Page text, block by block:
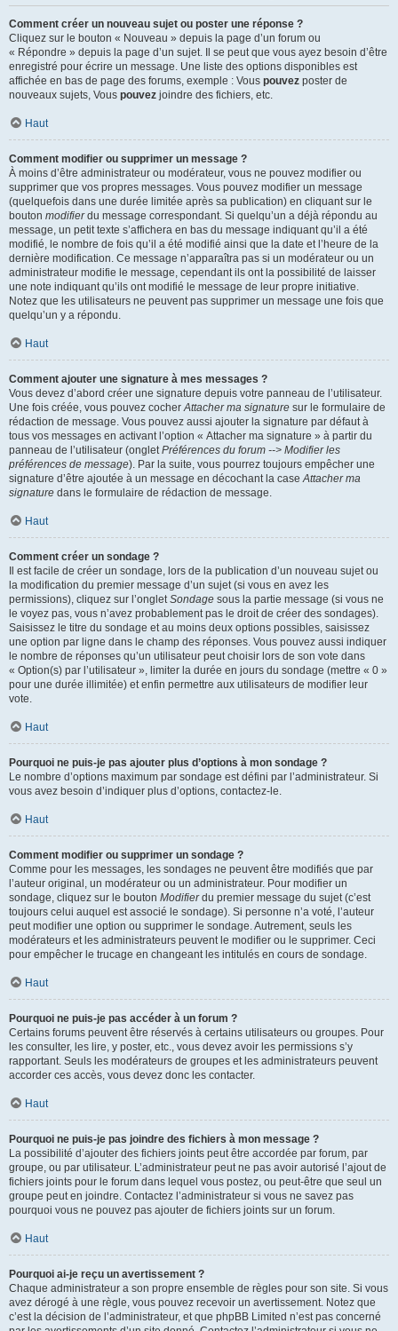
Comment créer un nouveau sujet ou poster une réponse ?
Cliquez sur le bouton « Nouveau » depuis la page d’un forum ou
« Répondre » depuis la page d’un sujet. Il se peut que vous ayez besoin d’être
enregistré pour écrire un message. Une liste des options disponibles est
affichée en bas de page des forums, exemple : Vous pouvez poster de
nouveaux sujets, Vous pouvez joindre des fichiers, etc.
Haut
Comment modifier ou supprimer un message ?
À moins d’être administrateur ou modérateur, vous ne pouvez modifier ou
supprimer que vos propres messages. Vous pouvez modifier un message
(quelquefois dans une durée limitée après sa publication) en cliquant sur le
bouton modifierdu message correspondant. Si quelqu’un a déjà répondu au
message, un petit texte s’affichera en bas du message indiquant qu’il a été
modifié, le nombre de fois qu’il a été modifié ainsi que la date et l’heure de la
dernière modification. Ce message n’apparaîtra pas si un modérateur ou un
administrateur modifie le message, cependant ils ont la possibilité de laisser
une note indiquant qu’ils ont modifié le message de leur propre initiative.
Notez que les utilisateurs ne peuvent pas supprimer un message une fois que
quelqu’un y a répondu.
Haut
Comment ajouter une signature à mes messages ?
Vous devez d’abord créer une signature depuis votre panneau de l’utilisateur.
Une fois créée, vous pouvez cocherAttacher ma signature sur le formulaire de
rédaction de message. Vous pouvez aussi ajouter la signature par défaut à
tous vos messages en activant l’option « Attacher ma signature » à partir du
panneau de l’utilisateur (ongletPréférences du forum --> Modifier les
préférences de message). Par la suite, vous pourrez toujours empêcher une
signature d’être ajoutée à un message en décochant la caseAttacher ma
signature dans le formulaire de rédaction de message.
Haut
Comment créer un sondage ?
Il est facile de créer un sondage, lors de la publication d’un nouveau sujet ou
la modification du premier message d’un sujet (si vous en avez les
permissions), cliquez sur l’ongletSondage sous la partie message (si vous ne
le voyez pas, vous n’avez probablement pas le droit de créer des sondages).
Saisissez le titre du sondage et au moins deux options possibles, saisissez
une option par ligne dans le champ des réponses. Vous pouvez aussi indiquer
le nombre de réponses qu’un utilisateur peut choisir lors de son vote dans
« Option(s) par l’utilisateur », limiter la durée en jours du sondage (mettre « 0 »
pour une durée illimitée) et enfin permettre aux utilisateurs de modifier leur
vote.
Haut
Pourquoi ne puis-je pas ajouter plus d’options à mon sondage ?
Le nombre d’options maximum par sondage est défini par l’administrateur. Si
vous avez besoin d’indiquer plus d’options, contactez-le.
Haut
Comment modifier ou supprimer un sondage ?
Comme pour les messages, les sondages ne peuvent être modifiés que par
l’auteur original, un modérateur ou un administrateur. Pour modifier un
sondage, cliquez sur le bouton Modifierdu premier message du sujet (c’est
toujours celui auquel est associé le sondage). Si personne n’a voté, l’auteur
peut modifier une option ou supprimer le sondage. Autrement, seuls les
modérateurs et les administrateurs peuvent le modifier ou le supprimer. Ceci
pour empêcher le trucage en changeant les intitulés en cours de sondage.
Haut
Pourquoi ne puis-je pas accéder à un forum ?
Certains forums peuvent être réservés à certains utilisateurs ou groupes. Pour
les consulter, les lire, y poster, etc., vous devez avoir les permissions s’y
rapportant. Seuls les modérateurs de groupes et les administrateurs peuvent
accorder ces accès, vous devez donc les contacter.
Haut
Pourquoi ne puis-je pas joindre des fichiers à mon message ?
La possibilité d’ajouter des fichiers joints peut être accordée par forum, par
groupe, ou par utilisateur. L’administrateur peut ne pas avoir autorisé l’ajout de
fichiers joints pour le forum dans lequel vous postez, ou peut-être que seul un
groupe peut en joindre. Contactez l’administrateur si vous ne savez pas
pourquoi vous ne pouvez pas ajouter de fichiers joints sur un forum.
Haut
Pourquoi ai-je reçu un avertissement ?
Chaque administrateur a son propre ensemble de règles pour son site. Si vous
avez dérogé à une règle, vous pouvez recevoir un avertissement. Notez que
c’est la décision de l’administrateur, et que phpBB Limited n’est pas concerné